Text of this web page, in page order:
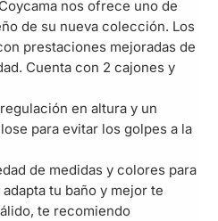
nos ofrece uno de
de su nueva colección. Los
prestaciones mejoradas de
Cuenta con 2 cajones y
en altura y un
para evitar los golpes a la
de medidas y colores para
tu baño y mejor te
te recomiendo